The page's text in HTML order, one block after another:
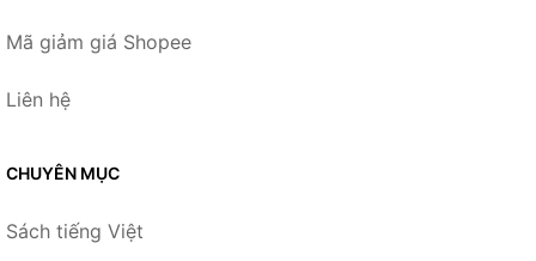
Mã giảm giá Shopee
Liên hệ
CHUYÊN MỤC
Sách tiếng Việt